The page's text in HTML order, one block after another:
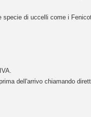
di uccelli come i
dell'arrivo chiamando